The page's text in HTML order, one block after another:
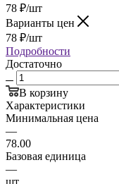
78 ₽/шт
Варианты цен
78 ₽/шт
Подробности
Достаточно
В корзину
Характеристики
Минимальная цена
—
78.00
Базовая единица
—
шт